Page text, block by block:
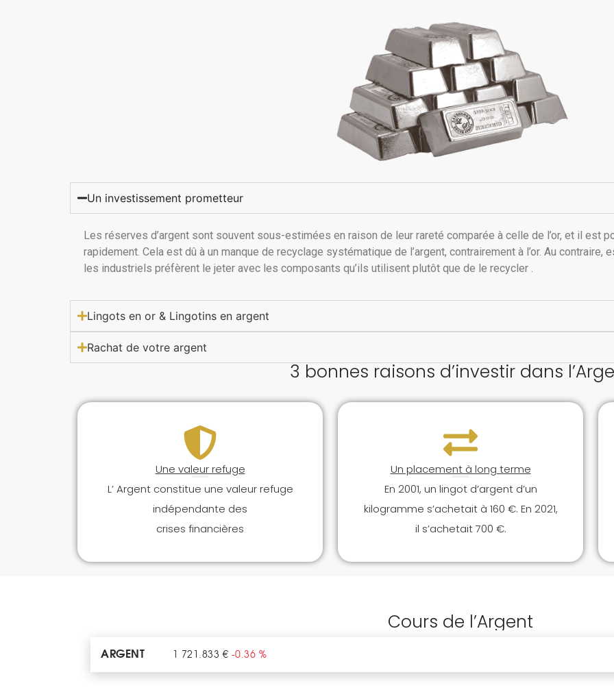
Un investissement prometteur
Les réserves d’argent sont souvent sous-estimées en raison de leur rareté comparée à celle de l’or, et il est
rapidement. Cela est dû à un manque de recyclage systématique de l’argent, contrairement à l’or. Au contraire,
les industriels préfèrent le jeter avec les composants qu’ils utilisent plutôt que de le recycler .
Lingots en or & Lingotins en argent
Rachat de votre argent
3 bonnes raisons d’investir dans
Une valeur refuge
L’ Argent constitue une valeur refuge
indépendante des
crises financières
Un placement à long terme
En 2001, un lingot d’argent d’un
kilogramme s’achetait à 160 €. En 2021,
il s’achetait 700 €.
Cours de l’Argent